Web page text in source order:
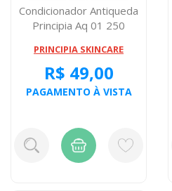
Condicionador Antiqueda
Principia Aq 01 250
PRINCIPIA SKINCARE
R$ 49,00
PAGAMENTO À VISTA